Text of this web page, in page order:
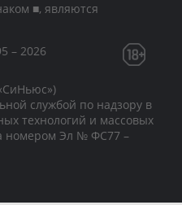
■, являются
– 2026
службой по надзору в
технологий и массовых
номером Эл № ФС77 –